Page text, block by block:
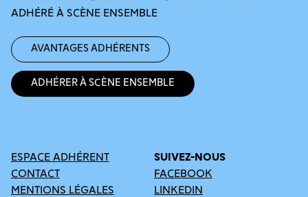
ADHÉRÉ À SCÈNE ENSEMBLE
Avantages adhérents
Adhérer à Scène Ensemble
ESPACE ADHÉRENT
CONTACT
MENTIONS LÉGALES
SUIVEZ-NOUS
FACEBOOK
LINKEDIN